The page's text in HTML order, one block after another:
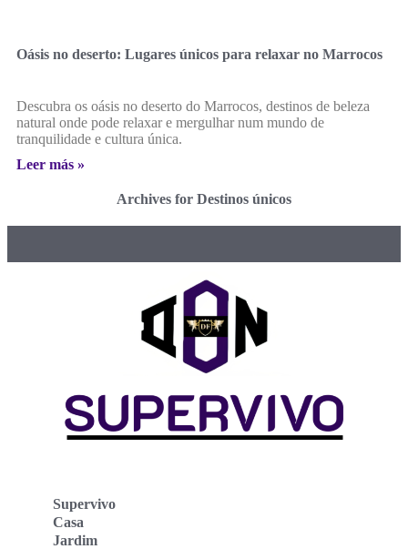
Oásis no deserto: Lugares únicos para relaxar no Marrocos
Descubra os oásis no deserto do Marrocos, destinos de beleza
natural onde pode relaxar e mergulhar num mundo de
tranquilidade e cultura única.
Leer más »
Archives for Destinos únicos
Supervivo
Casa
Jardim